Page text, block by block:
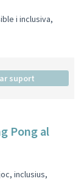
i inclusiva,
suport
Pong al
inclusius,